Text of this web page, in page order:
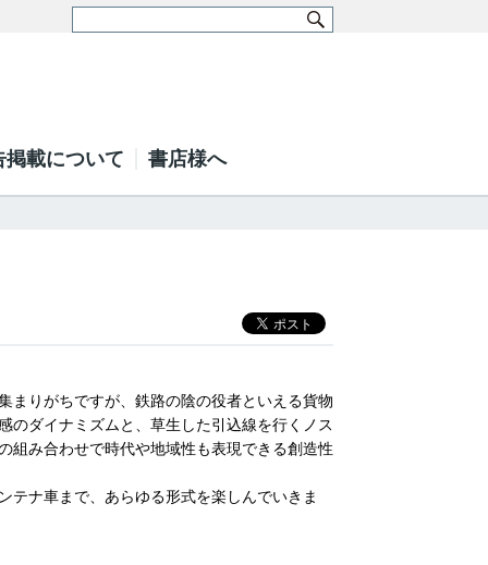
掲載について 書店様へ
りがちですが、鉄路の陰の役者といえる貨物
のダイナミズムと、草生した引込線を行くノス
組み合わせで時代や地域性も表現できる創造性
ナ車まで、あらゆる形式を楽しんでいきま